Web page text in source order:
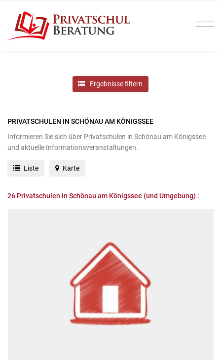
Ergebnisse filtern
PRIVATSCHULEN IN SCHÖNAU AM KÖNIGSSEE
Informieren Sie sich über Privatschulen in Schönau am Königssee
und aktuelle Informationsveranstaltungen.
Liste Karte
26 Privatschulen in Schönau am Königssee (und Umgebung) :